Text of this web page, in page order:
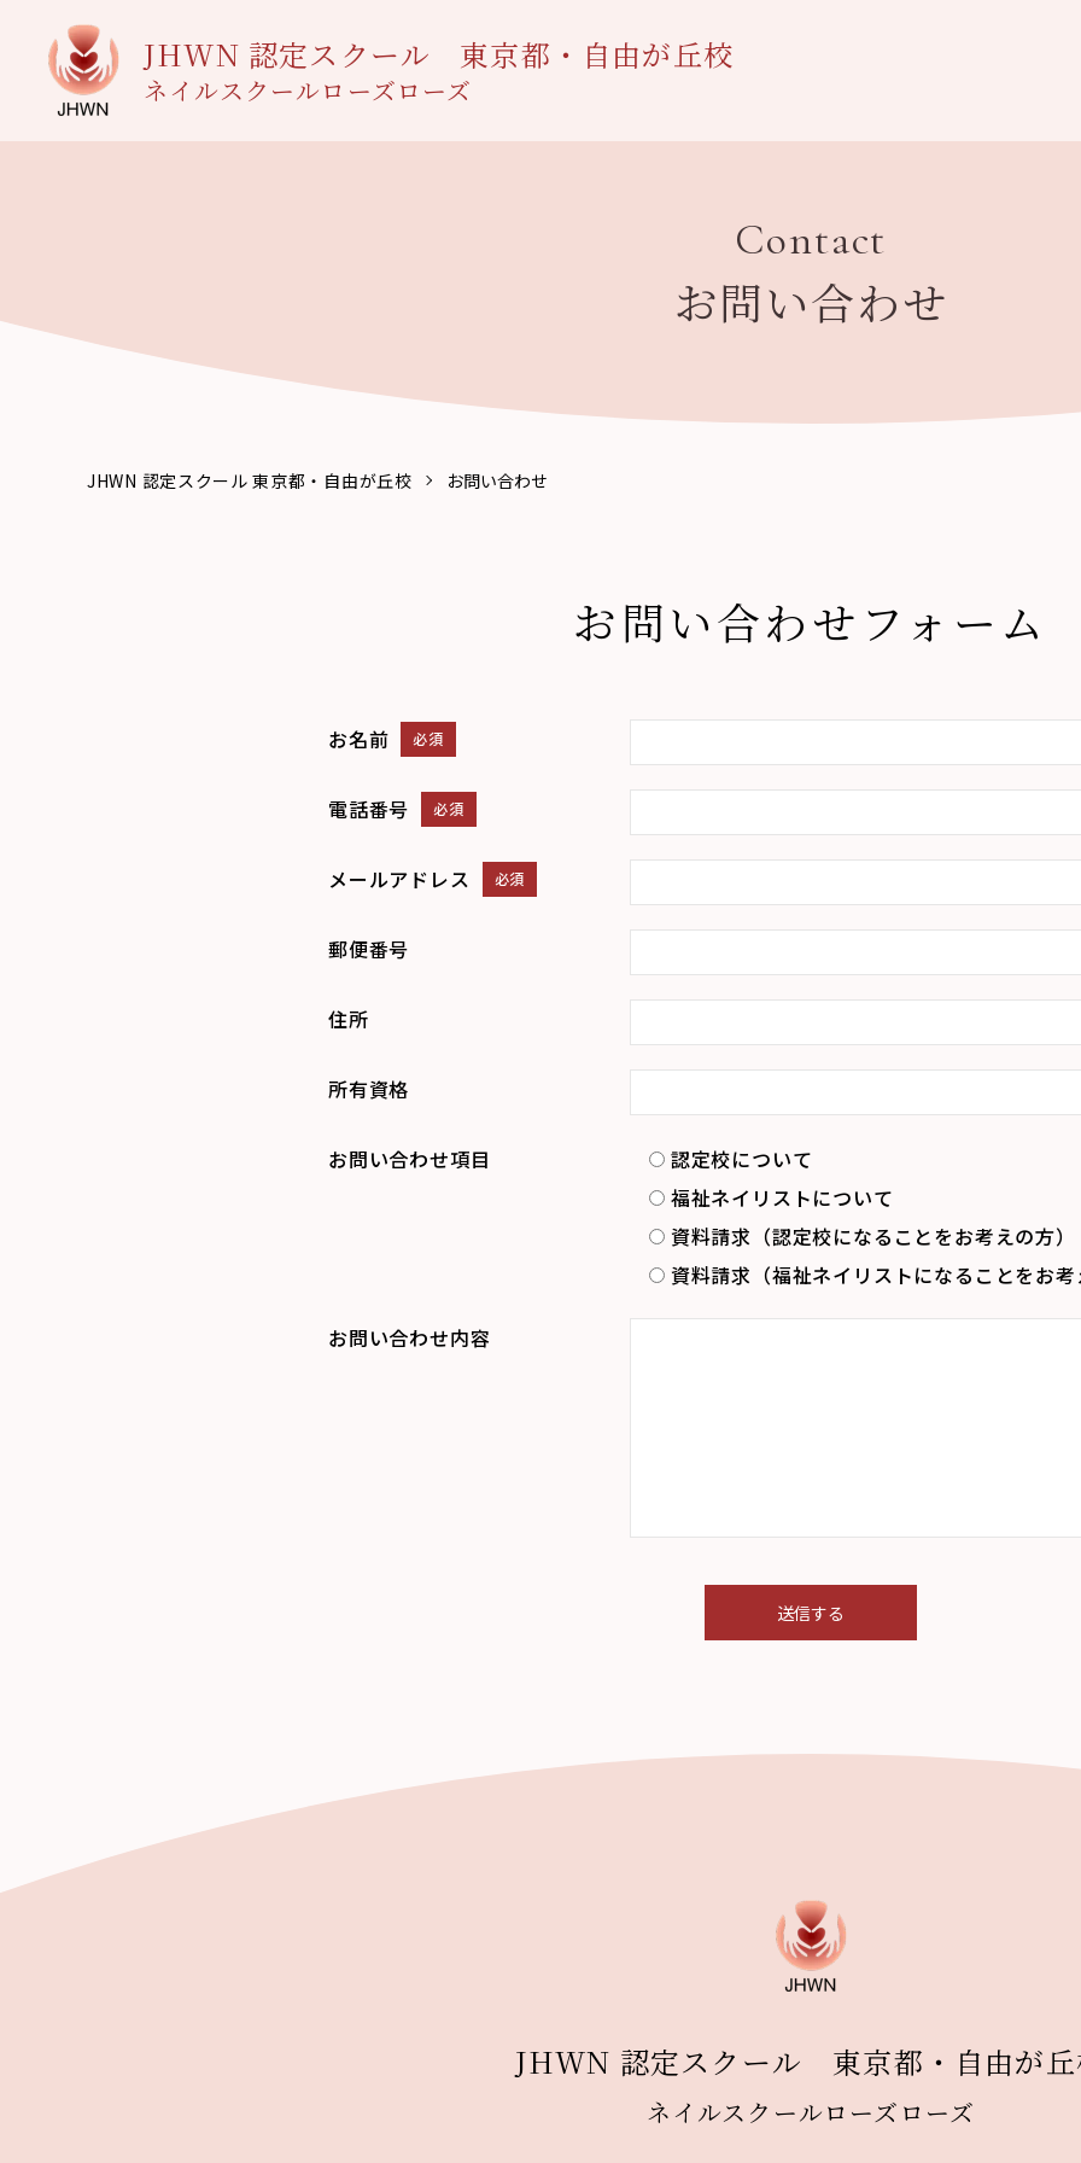
JHWN 認定スクール 東京都・自由が丘校
ネイルスクールローズローズ
Contact
お問い合わせ
JHWN 認定スクール 東京都・自由が丘校 お問い合わせ
お問い合わせフォーム
お名前 必須
電話番号 必須
メールアドレス 必須
郵便番号
住所
所有資格
お問い合わせ項目
認定校について
福祉ネイリストについて
資料請求（認定校になることをお考えの方）
資料請求（福祉ネイリストになることをお
お問い合わせ内容
JHWN 認定スクール 東京都・自由が
ネイルスクールローズローズ